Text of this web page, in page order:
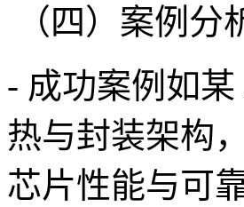
（四）案例分
- 成功案例如
热与封装架构
芯片性能与可